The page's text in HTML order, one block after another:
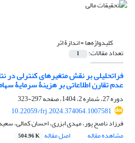
کلیدواژه‌ها =اندازۀ اثر
تعداد مقالات: 1
فراتحلیلی بر نقش متغیرهای کنترلی در
عدم تقارن اطلاعاتی بر هزینۀ سرمایۀ
دوره 27، شماره 2، 1404، صفحه
297-323
10.22059/frj.2024.374064.1007581
فرزاد ناصح پور، مهدی ابزری، احسان کمالی،
مشاهده مقاله
اصل مقاله 504.96 K